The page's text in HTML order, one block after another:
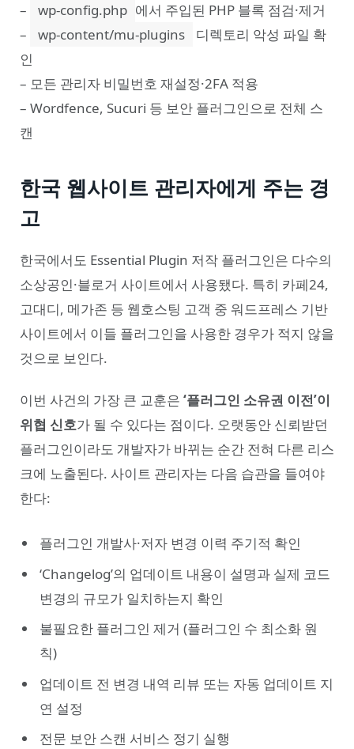
–
wp-config.php 에서 주입된 PHP 블록 점검·제거
–
wp-content/mu-plugins
디렉토리 악성 파일 확
인
– 모든 관리자 비밀번호 재설정·2FA 적용
– Wordfence, Sucuri 등 보안 플러그인으로 전체 스
캔
한국 웹사이트 관리자에게 주는 경
고
한국에서도 Essential Plugin 저작 플러그인은 다수의
소상공인·블로거 사이트에서 사용됐다. 특히 카페24,
고대디, 메가존 등 웹호스팅 고객 중 워드프레스 기반
사이트에서 이들 플러그인을 사용한 경우가 적지 않을
것으로 보인다.
이번 사건의 가장 큰 교훈은 ‘플러그인 소유권 이전’이
위협 신호가 될 수 있다는 점이다. 오랫동안 신뢰받던
플러그인이라도 개발자가 바뀌는 순간 전혀 다른 리스
크에 노출된다. 사이트 관리자는 다음 습관을 들여야
한다:
플러그인 개발사·저자 변경 이력 주기적 확인
‘Changelog’의 업데이트 내용이 설명과 실제 코드
변경의 규모가 일치하는지 확인
불필요한 플러그인 제거 (플러그인 수 최소화 원
칙)
업데이트 전 변경 내역 리뷰 또는 자동 업데이트 지
연 설정
전문 보안 스캔 서비스 정기 실행